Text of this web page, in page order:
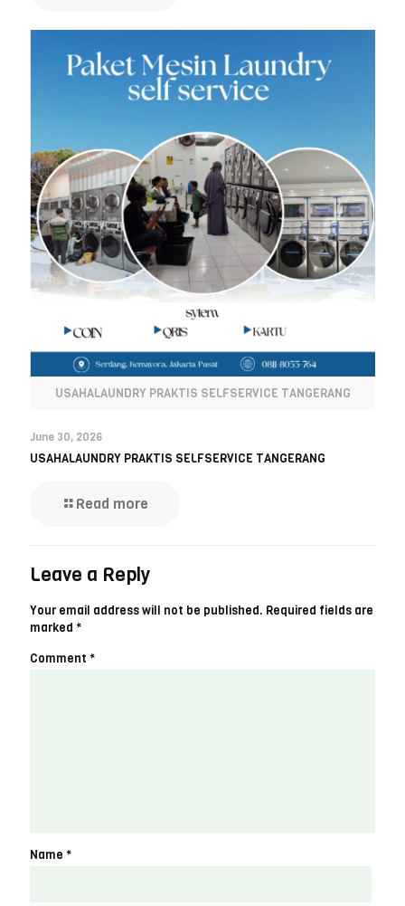
USAHALAUNDRY PRAKTIS SELFSERVICE TANGERANG
June 30, 2026
USAHALAUNDRY PRAKTIS SELFSERVICE TANGERANG
Read more
Leave a Reply
Your email address will not be published. Required fields are
marked *
Comment *
Name *